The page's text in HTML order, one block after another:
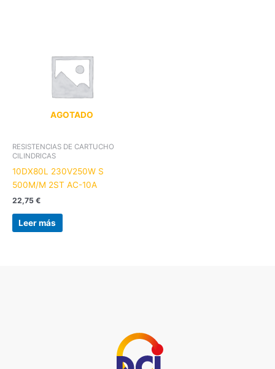
AGOTADO
RESISTENCIAS DE CARTUCHO
CILINDRICAS
10DX80L 230V250W S
500M/M 2ST AC-10A
22,75 €
Leer más